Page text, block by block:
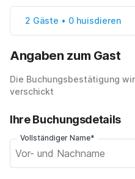
2 Gäste • 0 huisdieren
Angaben zum Gast
Die Buchungsbestätigung
verschickt
Ihre Buchungsdetails
Vollständiger Name*